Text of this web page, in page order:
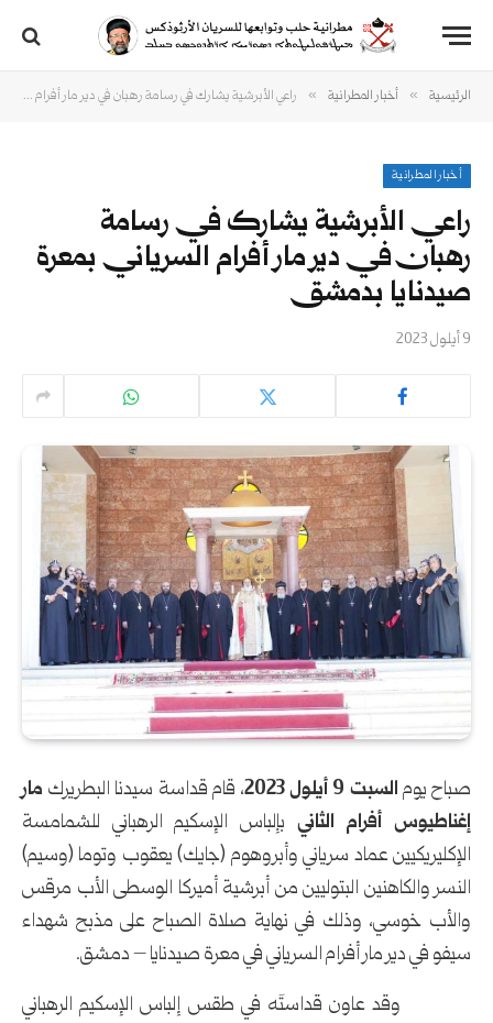
الرئيسية » أخبار المطرانية » راعي الأبرشية يشارك في رسامة رهبان في دير مار أفرام السرياني بمعرة صيدنايا بدمشق
أخبار المطرانية
راعي الأبرشية يشارك في رسامة
رهبان في دير مار أفرام السرياني بمعرة
صيدنايا بدمشق
9 أيلول 2023
صباح يوم السبت 9 أيلول 2023 ، قام قداسة سيدنا البطريرك مار
إغناطيوس أفرام الثاني بإلباس الإسكيم الرهباني للشمامسة
الإكليريكيين عماد سرياني وأبروهوم (جايك) يعقوب وتوما (وسيم)
النسر والكاهنين البتوليين من أبرشية أميركا الوسطى الأب مرقس
والأب خوسي، وذلك في نهاية صلاة الصباح على مذبح شهداء
سيفو في دير مار أفرام السرياني في معرة صيدنايا – دمشق.
‎ وقد عاون قداستَه في طقس إلباس الإسكيم الرهباني